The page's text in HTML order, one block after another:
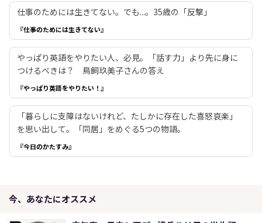
仕事のためには生きてない。でも...。35歳の「反撃」
『仕事のためには生きてない』
やっぱり英語をやりたい人、必見。「話す力」より先に身に
つけるべきは？ 鳥飼玖美子さんの答え
『やっぱり英語をやりたい！』
「暮らしに支障はないけれど、たしかに存在した喜怒哀楽」
を思い出して。「同居」をめぐる5つの物語。
『今日のかたすみ』
今、あなたにオススメ